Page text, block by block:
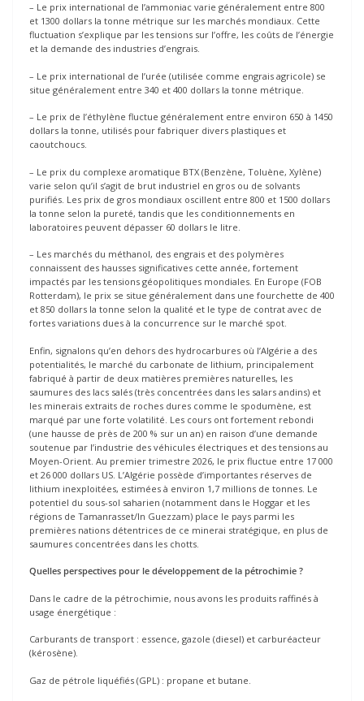
– Le prix international de l’ammoniac varie généralement entre 800
et 1300 dollars la tonne métrique sur les marchés mondiaux. Cette
fluctuation s’explique par les tensions sur l’offre, les coûts de l’énergie
et la demande des industries d’engrais.
– Le prix international de l’urée (utilisée comme engrais agricole) se
situe généralement entre 340 et 400 dollars la tonne métrique.
– Le prix de l’éthylène fluctue généralement entre environ 650 à 1450
dollars la tonne, utilisés pour fabriquer divers plastiques et
caoutchoucs.
– Le prix du complexe aromatique BTX (Benzène, Toluène, Xylène)
varie selon qu’il s’agit de brut industriel en gros ou de solvants
purifiés. Les prix de gros mondiaux oscillent entre 800 et 1500 dollars
la tonne selon la pureté, tandis que les conditionnements en
laboratoires peuvent dépasser 60 dollars le litre.
– Les marchés du méthanol, des engrais et des polymères
connaissent des hausses significatives cette année, fortement
impactés par les tensions géopolitiques mondiales. En Europe (FOB
Rotterdam), le prix se situe généralement dans une fourchette de 400
et 850 dollars la tonne selon la qualité et le type de contrat avec de
fortes variations dues à la concurrence sur le marché spot.
Enfin, signalons qu’en dehors des hydrocarbures où l’Algérie a des
potentialités, le marché du carbonate de lithium, principalement
fabriqué à partir de deux matières premières naturelles, les
saumures des lacs salés (très concentrées dans les salars andins) et
les minerais extraits de roches dures comme le spodumène, est
marqué par une forte volatilité. Les cours ont fortement rebondi
(une hausse de près de 200 % sur un an) en raison d’une demande
soutenue par l’industrie des véhicules électriques et des tensions au
Moyen-Orient. Au premier trimestre 2026, le prix fluctue entre 17 000
et 26 000 dollars US. L’Algérie possède d’importantes réserves de
lithium inexploitées, estimées à environ 1,7 millions de tonnes. Le
potentiel du sous-sol saharien (notamment dans le Hoggar et les
régions de Tamanrasset/In Guezzam) place le pays parmi les
premières nations détentrices de ce minerai stratégique, en plus de
saumures concentrées dans les chotts.
Quelles perspectives pour le développement de la pétrochimie ?
Dans le cadre de la pétrochimie, nous avons les produits raffinés à
usage énergétique :
Carburants de transport : essence, gazole (diesel) et carburéacteur
(kérosène).
Gaz de pétrole liquéfiés (GPL) : propane et butane.